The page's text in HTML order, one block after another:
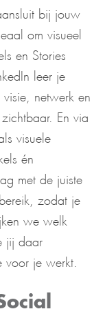
bij jouw
om visueel
en Stories
leer je
netwerk en
En via
visuele
én
met de juiste
zodat je
we welk
jij daar
voor je werkt.